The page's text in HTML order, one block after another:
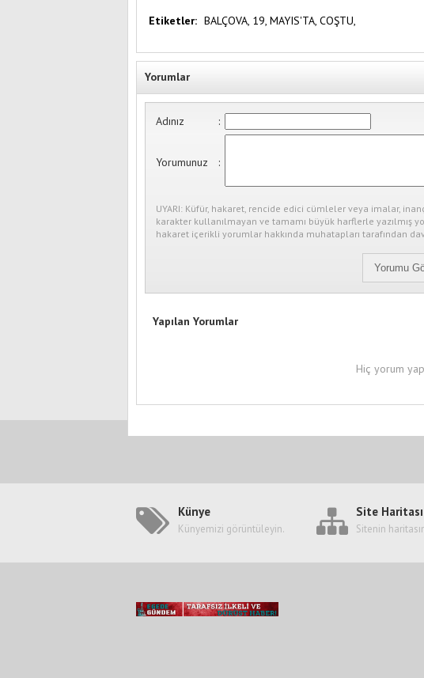
Etiketler: BALÇOVA, 19, MAYIS'TA, COŞTU,
Yorumlar
Adınız :
Yorumunuz :
UYARI: Küfür, hakaret, rencide edici cümleler veya imalar,
karakter kullanılmayan ve tamamı büyük harflerle yazılmış
hakaret içerikli yorumlar hakkında muhatapları tarafından
Yapılan Yorumlar
Hiç yorum
Künye
Künyemizi görüntüleyin.
Site Haritası
Sitenin